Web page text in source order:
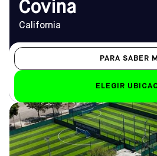
Covina
California
PARA SABER
ELEGIR
DIRECCIÓN
11747 Stadium Way, Rancho
Cucamonga, CA 91730